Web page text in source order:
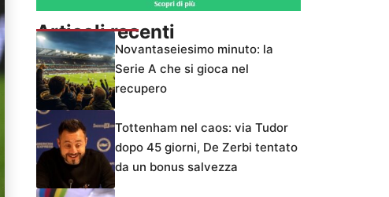
Articoli recenti
Novantaseiesimo minuto: la
Serie A che si gioca nel
recupero
Tottenham nel caos: via Tudor
dopo 45 giorni, De Zerbi tentato
da un bonus salvezza